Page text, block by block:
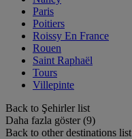
Paris
Poitiers
Roissy En France
Rouen
Saint Raphaël
Tours
Villepinte
Back to Şehirler list
Daha fazla göster (9)
Back to other destinations list